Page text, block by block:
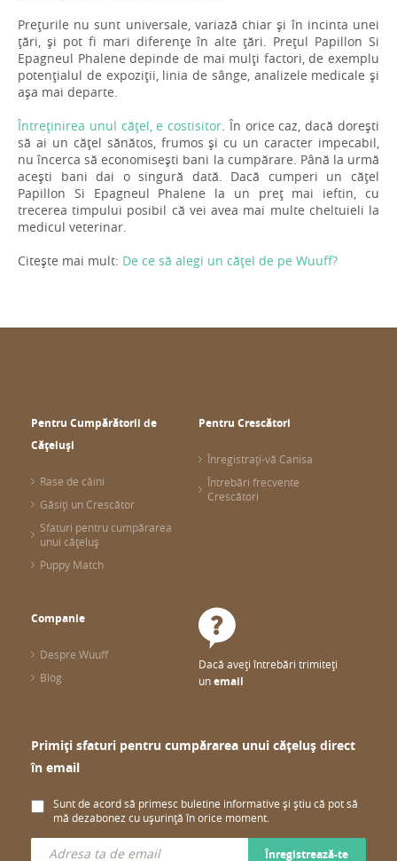
Prețurile nu sunt universale, variază chiar și în incinta unei
țări, și pot fi mari diferențe în alte țări. Prețul Papillon Si
Epagneul Phalene depinde de mai mulți factori, de exemplu
potențialul de expoziții, linia de sânge, analizele medicale și
așa mai departe.
Întreținirea unul cățel, e costisitor . În orice caz, dacă dorești
să ai un cățel sănătos, frumos și cu un caracter impecabil,
nu încerca să economisești bani la cumpărare. Până la urmă
acești bani dai o singură dată. Dacă cumperi un cățel
Papillon Si Epagneul Phalene la un preț mai ieftin, cu
trecerea timpului posibil că vei avea mai multe cheltuieli la
medicul veterinar.
Citește mai mult: De ce să alegi un cățel de pe Wuuff?
Pentru Cumpărătorii de
Cățeluși
Rase de câini
Găsiți un Crescător
Sfaturi pentru cumpărarea
unui cățeluș
Puppy Match
Pentru Crescători
Înregistrați-vă Canisa
Întrebări frecvente
Crescători
Companie
Despre Wuuff
Blog
Dacă aveți întrebări trimiteți
unemail
Primiți sfaturi pentru cumpărarea unui cățeluș direct
în email
Sunt de acord să primesc buletine informative și știu că pot să
mă dezabonez cu ușurință în orice moment.
Înregistrează-te